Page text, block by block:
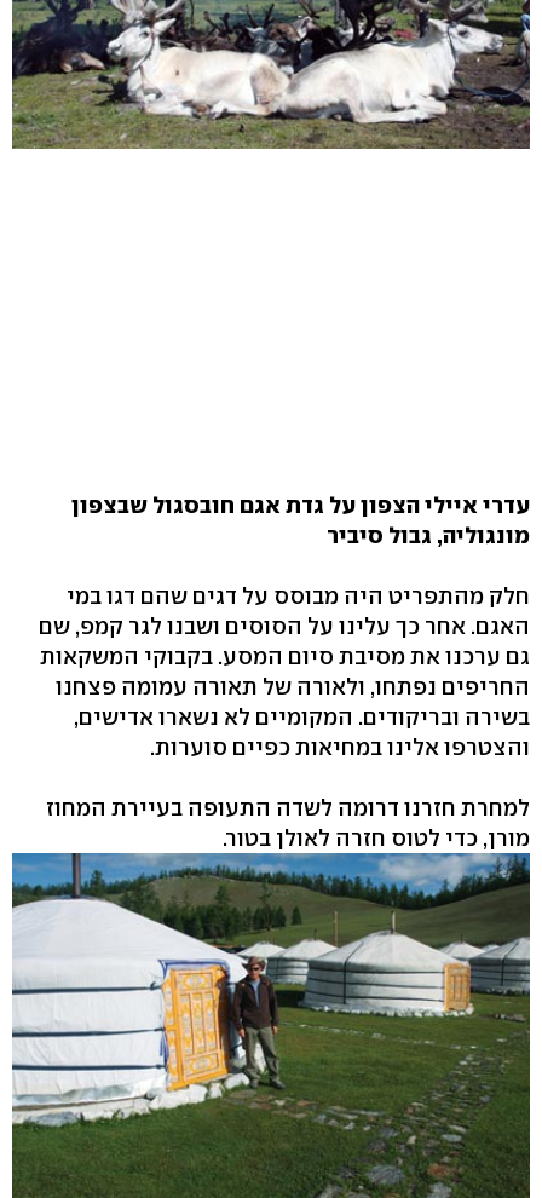
עדרי איילי הצפון על גדת אגם חובסגול שבצפון
מונגוליה, גבול סיביר
חלק מהתפריט היה מבוסס על דגים שהם דגו במי
האגם. אחר כך עלינו על הסוסים ושבנו לגר קמפ, שם
גם ערכנו את מסיבת סיום המסע. בקבוקי המשקאות
החריפים נפתחו, ולאורה של תאורה עמומה פצחנו
בשירה ובריקודים. המקומיים לא נשארו אדישים,
והצטרפו אלינו במחיאות כפיים סוערות.
למחרת חזרנו דרומה לשדה התעופה בעיירת המחוז
מורן, כדי לטוס חזרה לאולן בטור.